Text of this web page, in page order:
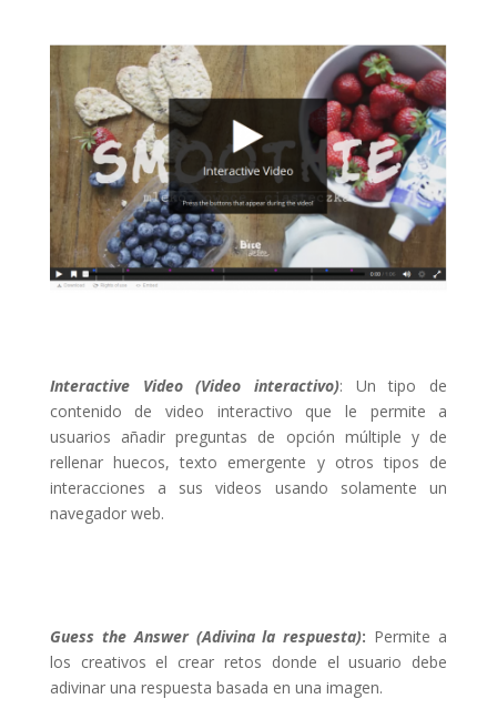
Interactive Video (Video interactivo): Un tipo de
contenido de video interactivo que le permite a
usuarios añadir preguntas de opción múltiple y de
rellenar huecos, texto emergente y otros tipos de
interacciones a sus videos usando solamente un
navegador web.
Guess the Answer (Adivina la respuesta): Permite a
los creativos el crear retos donde el usuario debe
adivinar una respuesta basada en una imagen.